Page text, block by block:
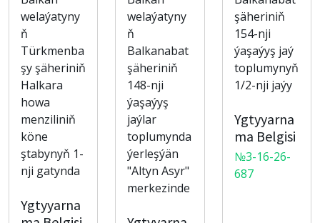
welaýatyny
ň
Türkmenba
şy şäheriniň
Halkara
howa
menziliniň
köne
ştabynyň 1-
nji gatynda
Ygtyyarna
welaýatyny
ň
Balkanabat
şäheriniň
148-nji
ýaşaýyş
jaýlar
toplumynda
ýerleşýän
"Altyn Asyr"
merkezinde
şäheriniň
154-nji
ýaşaýyş jaý
toplumynyň
1/2-nji jaýy
Ygtyyarna
ma Belgisi
№3-16-26-
687